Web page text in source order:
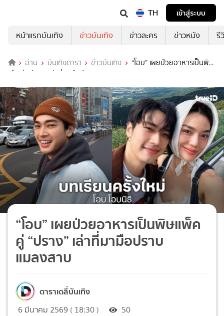
TH
เข้าสู่ระบบ
หน้าแรกบันเทิง
ข่าวบันเทิง ข่าวละคร ข่าวหนัง รี
อ่าน บันเทิงดารา ข่าวบันเทิง
“โอบ” เผยป่วยอาหารเป็นพิษ
แพ็คคู่ “ปราง” เล่าที่มามือปราบแมลงสาบ
“โอบ” เผยป่วยอาหารเป็นพิษแพ็ค
คู่ “ปราง” เล่าที่มามือปราบ
แมลงสาบ
ดาราเดลี่บันเทิง
6 มีนาคม 2569 ( 18:30 ) 50